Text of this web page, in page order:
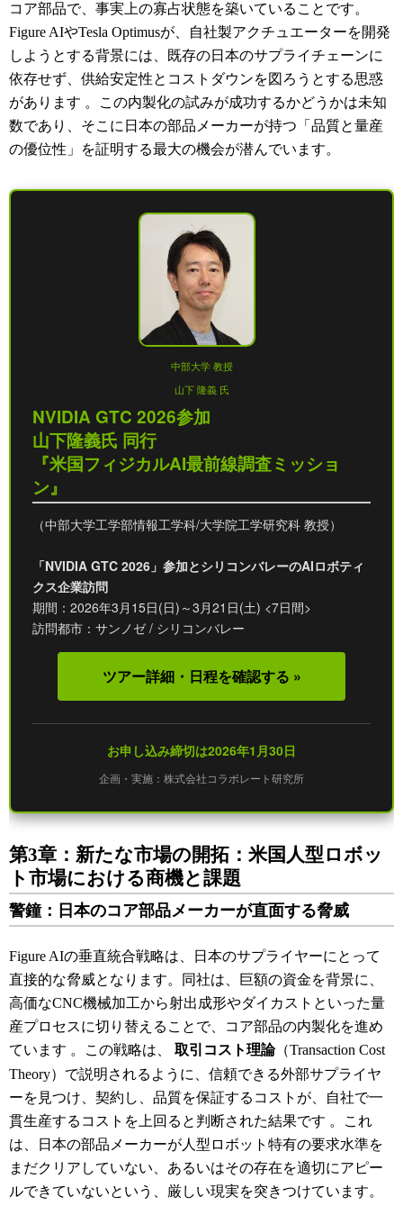
コア部品で、事実上の寡占状態を築いていることです。
Figure AIやTesla Optimusが、自社製アクチュエーターを開発
しようとする背景には、既存の日本のサプライチェーンに
依存せず、供給安定性とコストダウンを図ろうとする思惑
があります 。この内製化の試みが成功するかどうかは未知
数であり、そこに日本の部品メーカーが持つ「品質と量産
の優位性」を証明する最大の機会が潜んでいます。
中部大学 教授
山下 隆義 氏
NVIDIA GTC 2026参加
山下隆義氏 同行
『米国フィジカルAI最前線調査ミッショ
ン』
（中部大学工学部情報工学科/大学院工学研究科 教授）
「NVIDIA GTC 2026」参加とシリコンバレーのAIロボティ
クス企業訪問
期間：2026年3月15日(日)～3月21日(土) <7日間>
訪問都市：サンノゼ / シリコンバレー
ツアー詳細・日程を確認する »
お申し込み締切は2026年1月30日
企画・実施：株式会社コラボレート研究所
第3章：新たな市場の開拓：米国人型ロボッ
ト市場における商機と課題
警鐘：日本のコア部品メーカーが直面する脅威
Figure AIの垂直統合戦略は、日本のサプライヤーにとって
直接的な脅威となります。同社は、巨額の資金を背景に、
高価なCNC機械加工から射出成形やダイカストといった量
産プロセスに切り替えることで、コア部品の内製化を進め
ています 。この戦略は、 取引コスト理論（Transaction Cost
Theory）で説明されるように、信頼できる外部サプライヤ
ーを見つけ、契約し、品質を保証するコストが、自社で一
貫生産するコストを上回ると判断された結果です 。これ
は、日本の部品メーカーが人型ロボット特有の要求水準を
まだクリアしていない、あるいはその存在を適切にアピー
ルできていないという、厳しい現実を突きつけています。